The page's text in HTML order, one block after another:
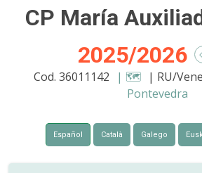
CP María
2025/2026
Cod. 36011142 | 🗺️ | RU/
Pontevedra
Español Català Galego